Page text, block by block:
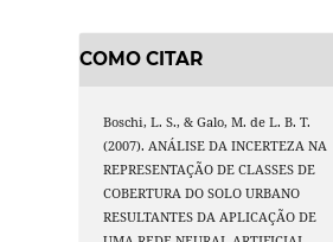
COMO CITAR
Boschi, L. S., & Galo, M. de L. B. T.
(2007). ANÁLISE DA INCERTEZA NA
REPRESENTAÇÃO DE CLASSES DE
COBERTURA DO SOLO URBANO
RESULTANTES DA APLICAÇÃO DE